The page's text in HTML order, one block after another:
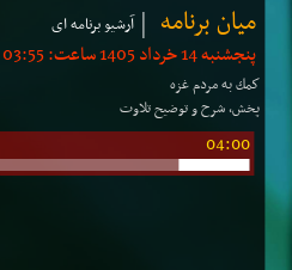
میان برنامه آرشیو برنامه ای
پنجشنبه 14 خرداد 1405 ساعت: 03:55 | مدت: 5 دقیقه
كمك به مردم غزه
پخش، شرح و توضیح تلاوت
04:00